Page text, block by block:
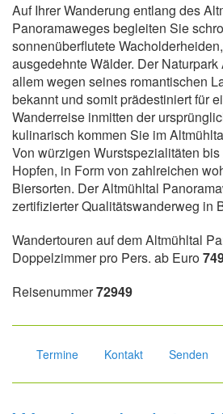
Auf Ihrer Wanderung entlang des
Panoramaweges begleiten Sie
sonnenüberflutete
ausgedehnte Wälder. Der
allem wegen seines romantischen
bekannt und somit prädestiniert für
Wanderreise inmitten der
kulinarisch kommen Sie im
Von würzigen Wurstspezialitäten
Hopfen, in Form von zahlreichen
Biersorten. Der Altmühltal
zertifizierter Qualitätswanderweg in
Wandertouren auf dem Altmühltal
Doppelzimmer pro Pers. ab Euro
Reisenummer72949
Termine Kontakt Senden